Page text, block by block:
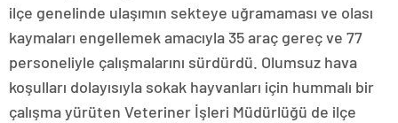
ilçe genelinde ulaşımın sekteye uğramaması ve olası
kaymaları engellemek amacıyla 35 araç gereç ve 77
personeliyle çalışmalarını sürdürdü. Olumsuz hava
koşulları dolayısıyla sokak hayvanları için hummalı bir
çalışma yürüten Veteriner İşleri Müdürlüğü de ilçe